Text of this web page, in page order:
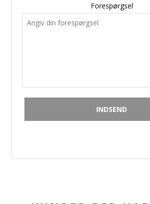
Forespørgsel